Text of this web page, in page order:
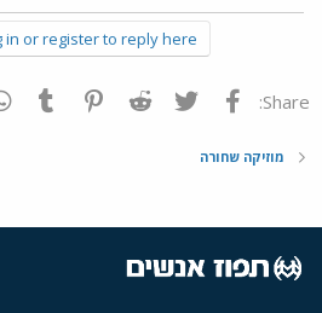
in or register to reply here.
Share: פייסבוק Twitter
Reddit
Pinterest
מוזיקה שחורה